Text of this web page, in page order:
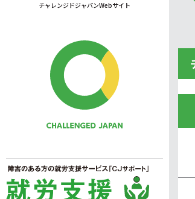
チャレンジドジャパンWebサイト